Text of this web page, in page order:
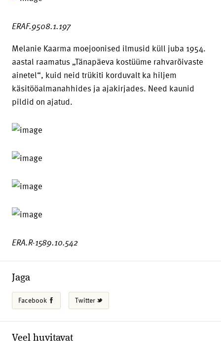
ERAF.9508.1.197
Melanie Kaarma moejoonised ilmusid küll juba 1954.
aastal raamatus „Tänapäeva kostüüme rahvarõivaste
ainetel“, kuid neid trükiti korduvalt ka hiljem
käsitööalmanahhides ja ajakirjades. Need kaunid
pildid on ajatud.
ERA.R-1589.10.542
Jaga
Facebook Twitter
Veel huvitavat